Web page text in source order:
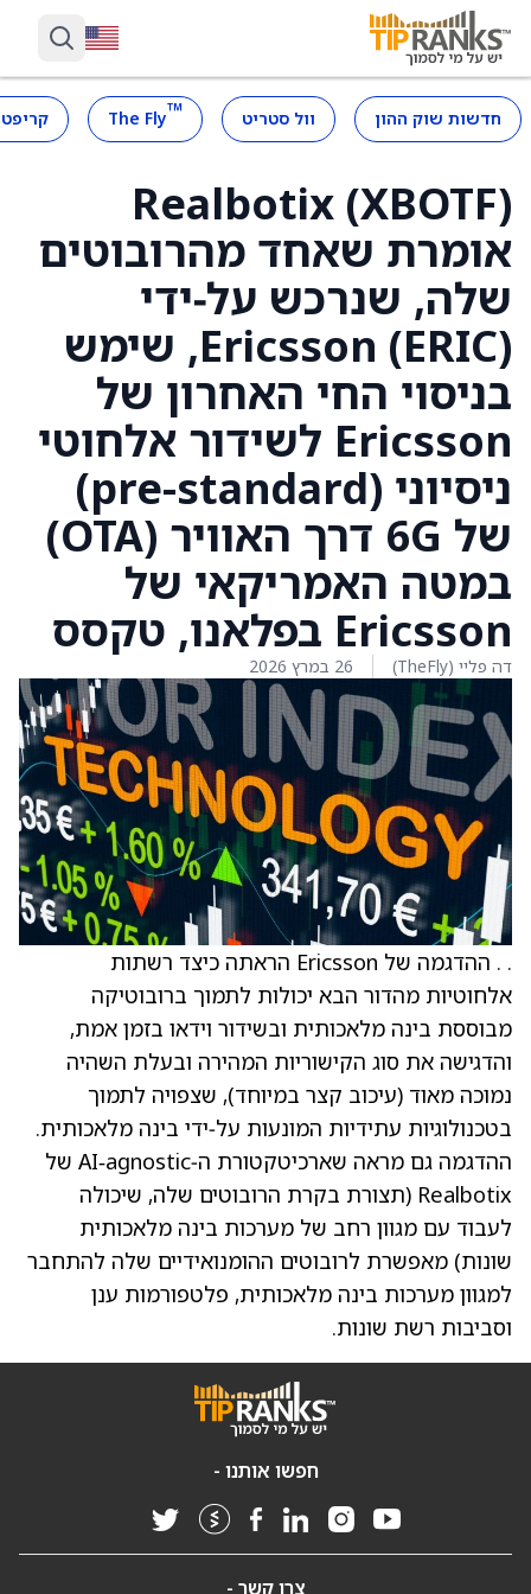
חדשות שוק ההון וול סטריט ™
The Fly
Realbotix (XBOTF)
אומרת שאחד מהרובוטים
שלה, שנרכש על‑ידי
Ericsson (ERIC), שימש
בניסוי החי האחרון של
Ericsson לשידור אלחוטי
ניסיוני (pre-standard)
של 6G דרך האוויר (OTA)
במטה האמריקאי של
Ericsson בפלאנו, טקסס
דה פליי (TheFly) 26 במרץ 2026
. . ההדגמה של Ericsson הראתה כיצד רשתות
אלחוטיות מהדור הבא יכולות לתמוך ברובוטיקה
מבוססת בינה מלאכותית ובשידור וידאו בזמן אמת,
והדגישה את סוג הקישוריות המהירה ובעלת השהיה
נמוכה מאוד (עיכוב קצר במיוחד), שצפויה לתמוך
בטכנולוגיות עתידיות המונעות על‑ידי בינה מלאכותית.
ההדגמה גם מראה שארכיטקטורת ה‑AI‑agnostic של
Realbotix (תצורת בקרת הרובוטים שלה, שיכולה
לעבוד עם מגוון רחב של מערכות בינה מלאכותית
שונות) מאפשרת לרובוטים ההומנואידיים שלה להתחבר
למגוון מערכות בינה מלאכותית, פלטפורמות ענן
וסביבות רשת שונות.
חפשו אותנו -
צרו קשר -